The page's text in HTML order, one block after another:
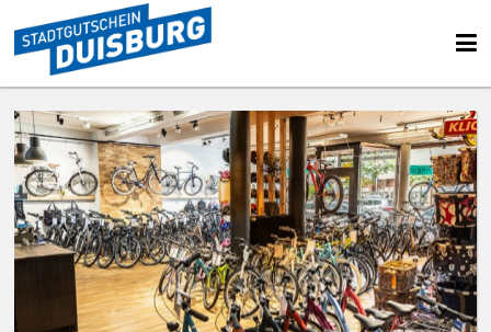
We use cookies
data protection